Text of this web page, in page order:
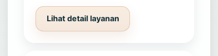
Lihat detail layanan